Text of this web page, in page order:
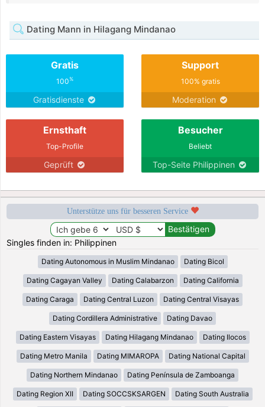
Dating Mann in Hilagang Mindanao
Gratis
100%
Gratisdienste
Support
100% gratis
Moderation
Ernsthaft
Top-Profile
Geprüft
Besucher
Beliebt
Top-Seite Philippinen
Unterstütze uns für besseren Service
Singles finden in: Philippinen
Dating Autonomous in Muslim Mindanao Dating Bicol
Dating Cagayan Valley Dating Calabarzon Dating California
Dating Caraga Dating Central Luzon Dating Central Visayas
Dating Cordillera Administrative Dating Davao
Dating Eastern Visayas Dating Hilagang Mindanao Dating Ilocos
Dating Metro Manila Dating MIMAROPA Dating National Capital
Dating Northern Mindanao Dating Península de Zamboanga
Dating Region XII Dating SOCCSKSARGEN Dating South Australia